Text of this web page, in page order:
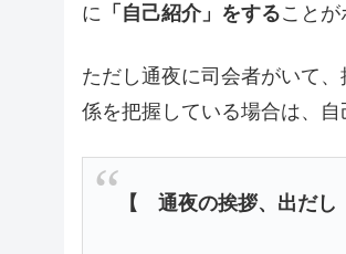
に 「自己紹介」をすることが
ただし通夜に司会者がいて、
係を把握している場合は、自
【 通夜の挨拶、出だし